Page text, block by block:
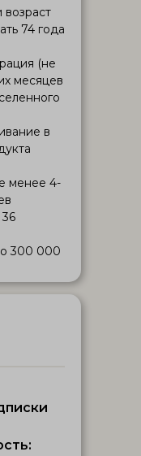
возраст
74 года
(не
месяцев
в
менее 4-
300 000